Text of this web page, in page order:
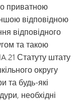
приватною
відповідною
відповідного
та такою
Статуту штату
округу
та будь-які
необхідні